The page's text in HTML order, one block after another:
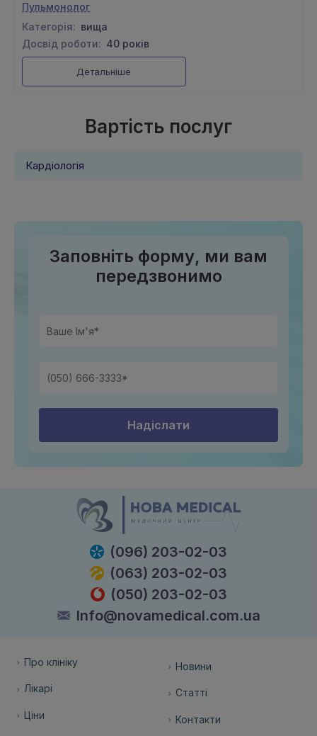
Пульмонолог
Категорія: вища
Досвід роботи: 40 років
Детальніше
Вартість послуг
Кардіологія
Заповніть форму, ми вам
передзвонимо
Надіслати
(096) 203-02-03
(063) 203-02-03
(050) 203-02-03
Info@novamedical.com.ua
Про клініку
Лікарі
Ціни
Новини
Статті
Контакти